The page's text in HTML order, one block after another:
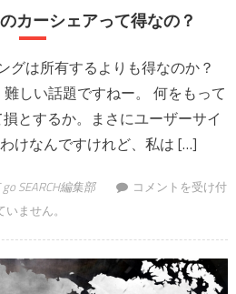
カーシェアって得なの？
グは所有するよりも得なのか？
難しい話題ですねー。 何をもって
とするか。まさにユーザーサイ
けなんですけれど、私は […]
go SEARCH編集部
で、結局、今話題
コメントを受け付
いません。